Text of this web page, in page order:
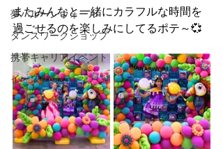
夢バルーンウォール
ダンスワークショップ
携帯キャリアイベント
イースター
またみんなと一緒にカラフルな時間を
過ごせるのを楽しみにしてるポテ～💞